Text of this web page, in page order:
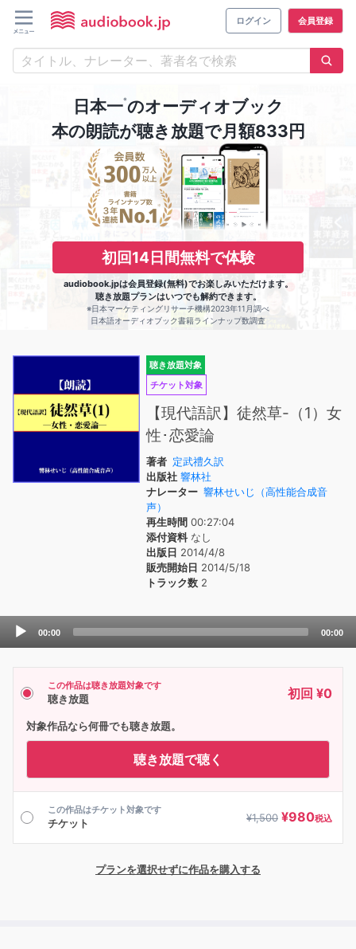
ログイン 会員登録
日本一※のオーディオブック
本の朗読が聴き放題で月額833円
初回14日間無料で体験
audiobook.jpは会員登録(無料)でお楽しみいただけます。
聴き放題プランはいつでも解約できます。
※日本マーケティングリサーチ機構2023年11月調べ
日本語オーディオブック書籍ラインナップ数調査
聴き放題対象
チケット対象
【現代語訳】徒然草-（1）女
性･恋愛論
著者 定武禮久訳
出版社 響林社
ナレーター 響林せいじ（高性能合成音
声）
再生時間 00:27:04
添付資料なし
出版日 2014/4/8
販売開始日 2014/5/18
トラック数 2
Audio
00:00 00:00
この作品は聴き放題対象です
聴き放題 初回 ¥0
対象作品なら何冊でも聴き放題。
聴き放題で聴く
この作品はチケット対象です
チケット ¥1,500 ¥980税込
プランを選択せずに作品を購入する